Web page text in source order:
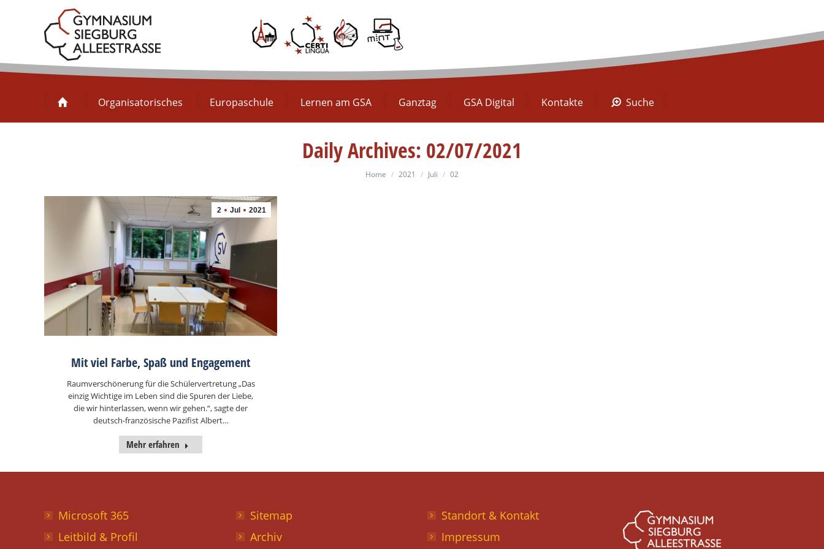
Organisatorisches Europaschule Lernen am GSA Ganztag GSA Digital Kontakte Suche
Daily Archives: 02/07/2021
You are here:
Home 2021 Juli 02
2 Jul 2021
Mit viel Farbe, Spaß und Engagement
Raumverschönerung für die Schülervertretung „Das
einzig Wichtige im Leben sind die Spuren der Liebe,
die wir hinterlassen, wenn wir gehen.“, sagte der
deutsch-französische Pazifist Albert…
Mehr erfahren
Microsoft 365
Leitbild & Profil
Sitemap
Archiv
Standort & Kontakt
Impressum
Europaschule Lernen am GSA